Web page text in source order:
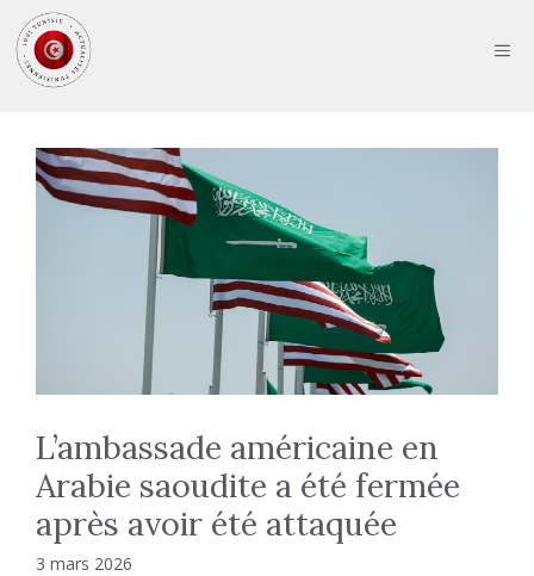
au
contenu
L’ambassade américaine en
Arabie saoudite a été fermée
après avoir été attaquée
3 mars 2026